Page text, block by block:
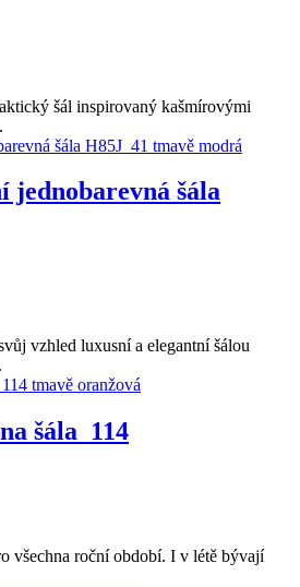
šál inspirovaný kašmírovými
jednobarevná šála
vzhled luxusní a elegantní šálou
šála_114
všechna roční období. I v létě bývají